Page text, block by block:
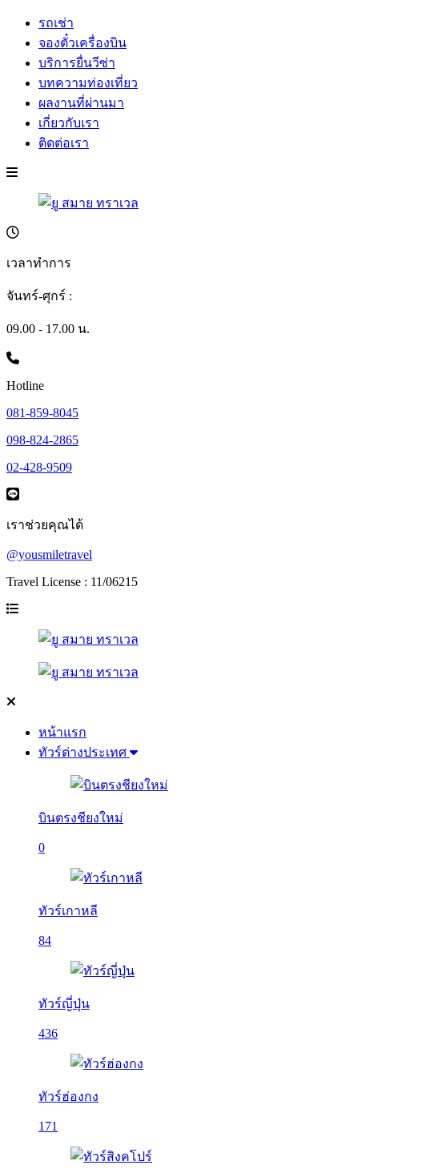
รถเช่า
จองตั๋วเครื่องบิน
บริการยื่นวีซ่า
บทความท่องเที่ยว
ผลงานที่ผ่านมา
เกี่ยวกับเรา
ติดต่อเรา
เวลาทำการ
จันทร์-ศุกร์ :
09.00 - 17.00 น.
Hotline
081-859-8045
098-824-2865
02-428-9509
เราช่วยคุณได้
@yousmiletravel
Travel License : 11/06215
หน้าแรก
ทัวร์ต่างประเทศ
บินตรงชียงใหม่
0
ทัวร์เกาหลี
84
ทัวร์ญี่ปุ่น
436
ทัวร์ฮ่องกง
171